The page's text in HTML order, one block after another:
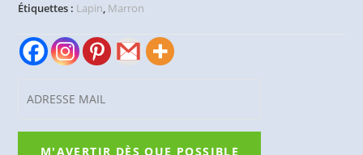
Étiquettes : Lapin, Marron